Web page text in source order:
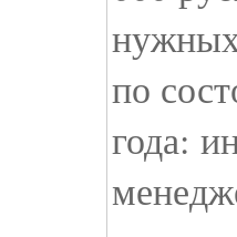
по
года: